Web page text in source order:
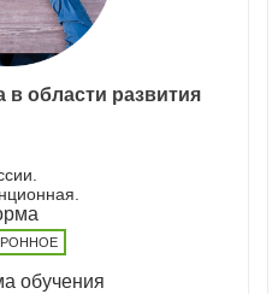
в области развития
обучения